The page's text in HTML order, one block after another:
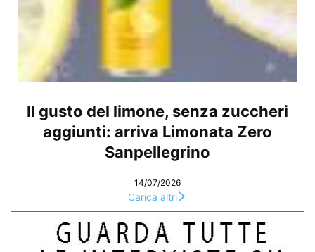
Il gusto del limone, senza zuccheri
aggiunti: arriva Limonata Zero
Sanpellegrino
14/07/2026
Carica altri